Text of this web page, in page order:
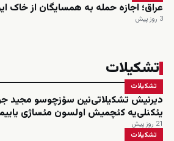
عراق؛ اجازه حمله به همسایگان از خاک
3 روز پیش
تشکیلات
تشکیلات
دیرنیش تشکیلاتی‌نین سؤزچوسو مجید
یئکنلی‌یه کئچمیش اولسون مئساژی
21 روز پیش
تشکیلات